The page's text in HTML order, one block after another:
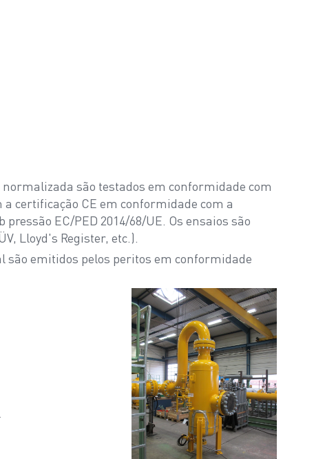
são testados em conformidade com
certificação CE em conformidade com a
EC/PED 2014/68/UE. Os ensaios são
Lloyd's Register, etc.).
são emitidos pelos peritos em conformidade